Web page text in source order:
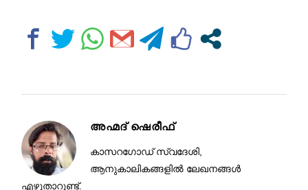
അഹ്മദ് ഷെരീഫ്
കാസറഗോഡ് സ്വദേശി,
ആനുകാലികങ്ങളിൽ ലേഖനങ്ങൾ
എഴുതാറുണ്ട്.